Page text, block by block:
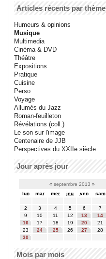
Articles récents par thème
Humeurs & opinions
Musique
Multimedia
Cinéma & DVD
Théâtre
Expositions
Pratique
Cuisine
Perso
Voyage
Allumés du Jazz
Roman-feuilleton
Révélations (coll.)
Le son sur l'image
Centenaire de JJB
Perspectives du XXIIe siècle
Jour après jour
« septembre 2013 »
lun
mar mer jeu ven sam
2
3 4 5 6 7
9
10 11 12 13 14
16
17 18 19 20 21
23
24 25 26 27 28
30
Mois par mois